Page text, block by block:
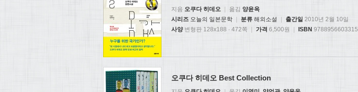
지음 오쿠다 히데오 옮김 양윤옥
시리즈 오늘의 일본문학 | 분류 해외소설 | 출간일 2010년 2월 10일
사양변형판 128x188 · 472쪽 | 가격 6,500원 | ISBN 9788956603315
오쿠다 히데오 Best Collection